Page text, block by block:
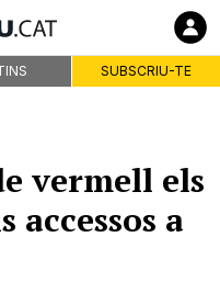
SUBSCRIU-TE
vermell els
a